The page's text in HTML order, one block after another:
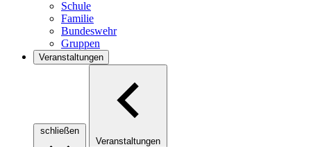
Schule
Familie
Bundeswehr
Gruppen
Veranstaltungen
schließen
Veranstaltungen